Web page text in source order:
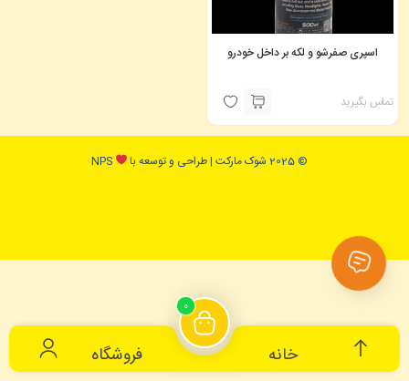
اسپری صفرشو و لکه بر داخل خودرو
تماس بگیرید
خانه
0
فروشگاه
© 2025 شوک مارکت | طراحی و توسعه با NPS